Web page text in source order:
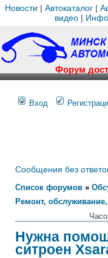
Новости | Автокаталог |
видео|
Форум
Вход
Сообщения без
Список форумов »
Ремонт,
Нужна
ситроен